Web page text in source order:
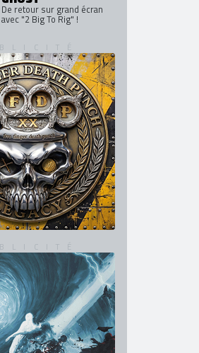
De retour sur grand écran
avec "2 Big To Rig" !